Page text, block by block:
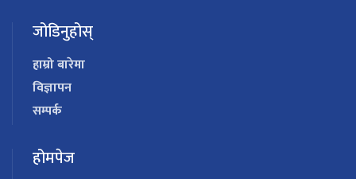
जोडिनुहोस्
हाम्रो बारेमा
विज्ञापन
सम्पर्क
होमपेज